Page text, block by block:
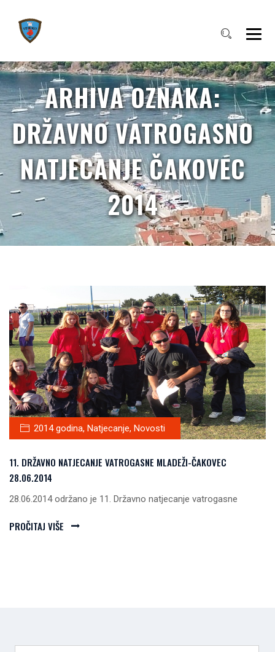
ARHIVA OZNAKA:
DRŽAVNO VATROGASNO
NATJECANJE ČAKOVEC
2014
2014 godina, Natjecanje, Novosti
11. DRŽAVNO NATJECANJE VATROGASNE MLADEŽI-ČAKOVEC
28.06.2014
28.06.2014 održano je 11. Državno natjecanje vatrogasne
PROČITAJ VIŠE